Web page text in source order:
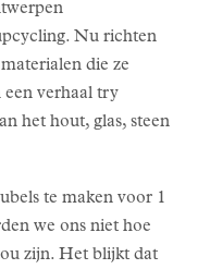
Nu richten
die ze
verhaal try
het hout, glas, steen
te maken voor 1
we ons niet hoe
zijn. Het blijkt dat